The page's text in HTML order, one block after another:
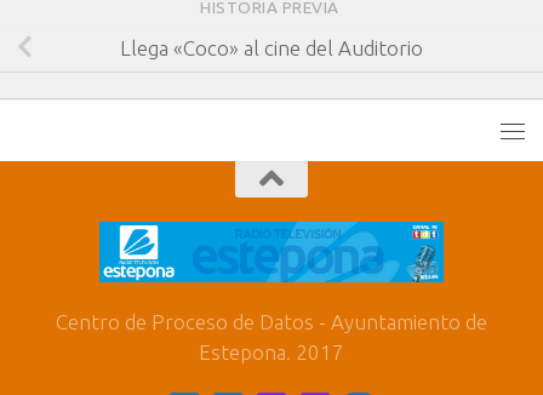
HISTORIA PREVIA
Llega «Coco» al cine del Auditorio
Centro de Proceso de Datos - Ayuntamiento de
Estepona. 2017